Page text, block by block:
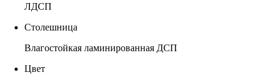
ЛДСП
Столешница
Влагостойкая ламинированная ДСП
Цвет